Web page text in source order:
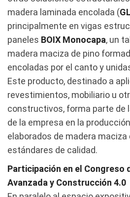
madera laminada encolada (
principalmente en vigas
paneles BOIX Monocapa, un
madera maciza de pino
encoladas por el canto y
Este producto, destinado a
revestimientos, mobiliario u
constructivos, forma parte de
de la empresa en la
elaborados de madera maciza
estándares de calidad.
Participación en el Congreso
Avanzada y Construcción 4.0